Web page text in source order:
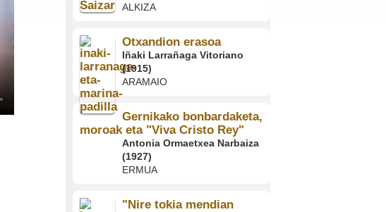
ALKIZA
Otxandion erasoa
Iñaki Larrañaga Vitoriano
(1915)
ARAMAIO
Gernikako bonbardaketa,
moroak eta "Viva Cristo Rey"
Antonia Ormaetxea Narbaiza
(1927)
ERMUA
"Nire tokia mendian